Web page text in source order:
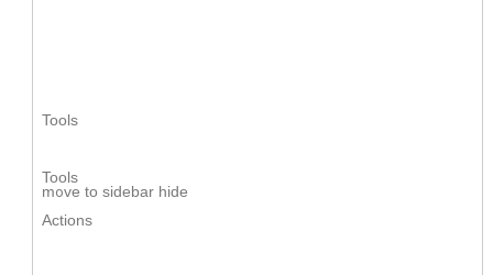
Tools
Tools
m᧐ve to sidebar hide
Actions